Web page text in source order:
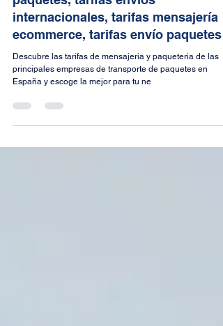
las empresas de transporte de
paquetes, tarifas envíos
internacionales, tarifas mensajería
ecommerce, tarifas envío paquetes
Descubre las tarifas de mensajeria y paqueteria de las
España y escoge la mejor para tu ne